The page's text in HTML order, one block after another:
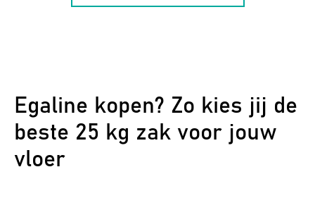
Egaline kopen? Zo kies jij de
beste 25 kg zak voor jouw
vloer